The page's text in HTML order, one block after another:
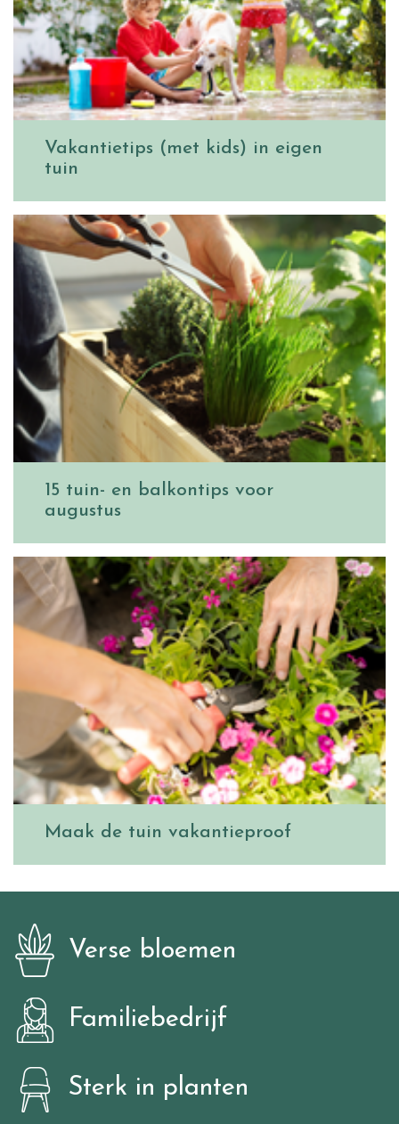
Vakantietips (met kids) in eigen
tuin
15 tuin- en balkontips voor
augustus
Maak de tuin vakantieproof
Verse bloemen
Familiebedrijf
Sterk in planten